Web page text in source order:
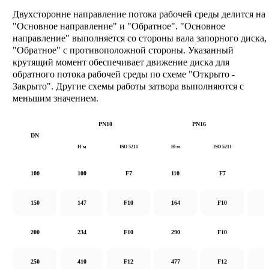
Двухсторонне направление потока рабочей среды делится на
"Основное направление" и "Обратное". "Основное
направление" выполняется со стороны вала запорного диска,
"Обратное" с противоположной стороны. Указанный
крутящий момент обеспечивает движение диска для
обратного потока рабочей среды по схеме "Открыто -
Закрыто". Другие схемы работы затвора выполняются с
меньшим значением.
DN
PN10 PN16
Н·м ISO 5211 Н·м ISO 5211
100 100 F7 110 F7
150 147 F10 164 F10
200 234 F10 290 F10
250 410 F12 477 F12